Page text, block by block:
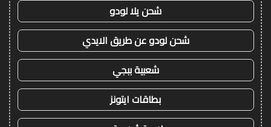
شحن يلا لودو
شحن لودو عن طريق الايدي
شعبية ببجي
بطاقات ايتونز